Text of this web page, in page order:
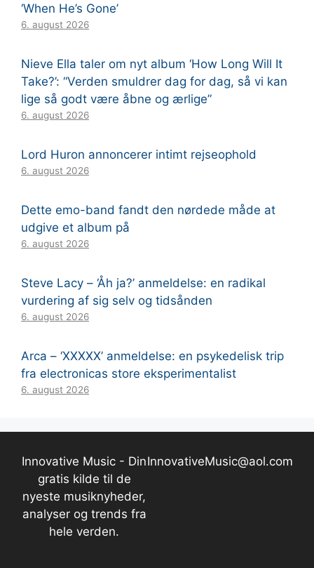
‘When He’s Gone’
6. august 2026
Nieve Ella taler om nyt album ‘How Long Will It
Take?’: “Verden smuldrer dag for dag, så vi kan
lige så godt være åbne og ærlige”
6. august 2026
Lord Huron annoncerer intimt rejseophold
6. august 2026
Dette emo-band fandt den nørdede måde at
udgive et album på
6. august 2026
Steve Lacy – ‘Åh ja?’ anmeldelse: en radikal
vurdering af sig selv og tidsånden
6. august 2026
Arca – ‘XXXXX’ anmeldelse: en psykedelisk trip
fra electronicas store eksperimentalist
6. august 2026
Innovative Music - Din
gratis kilde til de
nyeste musiknyheder,
analyser og trends fra
hele verden.
InnovativeMusic@aol.com